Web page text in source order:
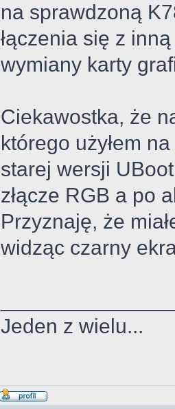
na sprawdzoną
łączenia się z
wymiany karty
Ciekawostka, że
którego użyłem
starej wersji
złącze RGB a po
Przyznaję, że
widząc czarny
Jeden z wielu...